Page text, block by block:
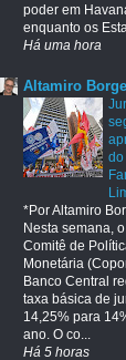
poder em
enquanto os
Há uma hora
Altamiro
*Por Altamiro
Nesta semana, o
Comitê de
Monetária
Banco Central
taxa básica de
14,25% para
ano. O co...
Há 5 horas